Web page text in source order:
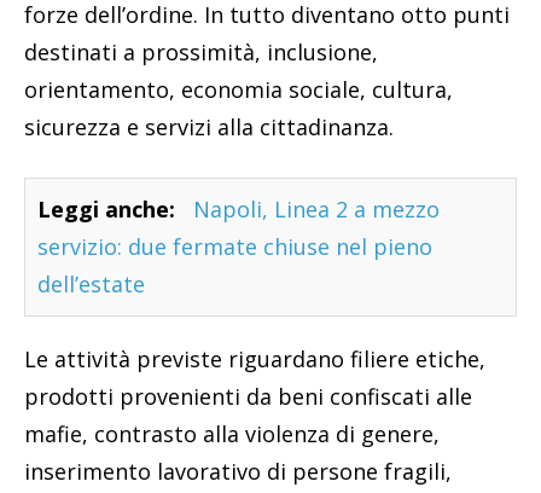
forze dell’ordine. In tutto diventano otto punti
destinati a prossimità, inclusione,
orientamento, economia sociale, cultura,
sicurezza e servizi alla cittadinanza.
Leggi anche:
Napoli, Linea 2 a mezzo
servizio: due fermate chiuse nel pieno
dell’estate
Le attività previste riguardano filiere etiche,
prodotti provenienti da beni confiscati alle
mafie, contrasto alla violenza di genere,
inserimento lavorativo di persone fragili,